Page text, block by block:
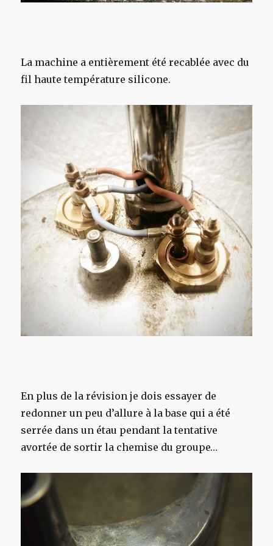
La machine a entièrement été recablée avec du
fil haute température silicone.
En plus de la révision je dois essayer de
redonner un peu d’allure à la base qui a été
serrée dans un étau pendant la tentative
avortée de sortir la chemise du groupe…